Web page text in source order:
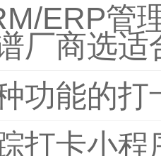
ERP管
厂商选适
功能的
打卡小程